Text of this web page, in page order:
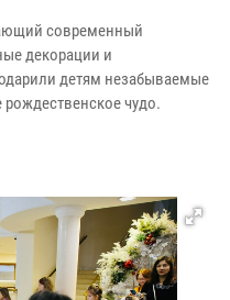
современный
декорации и
детям незабываемые
чудо.